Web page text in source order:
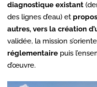
diagnostique existant
des lignes d’eau) et
autres, vers la création
validée, la mission
réglementaire puis
d’œuvre.